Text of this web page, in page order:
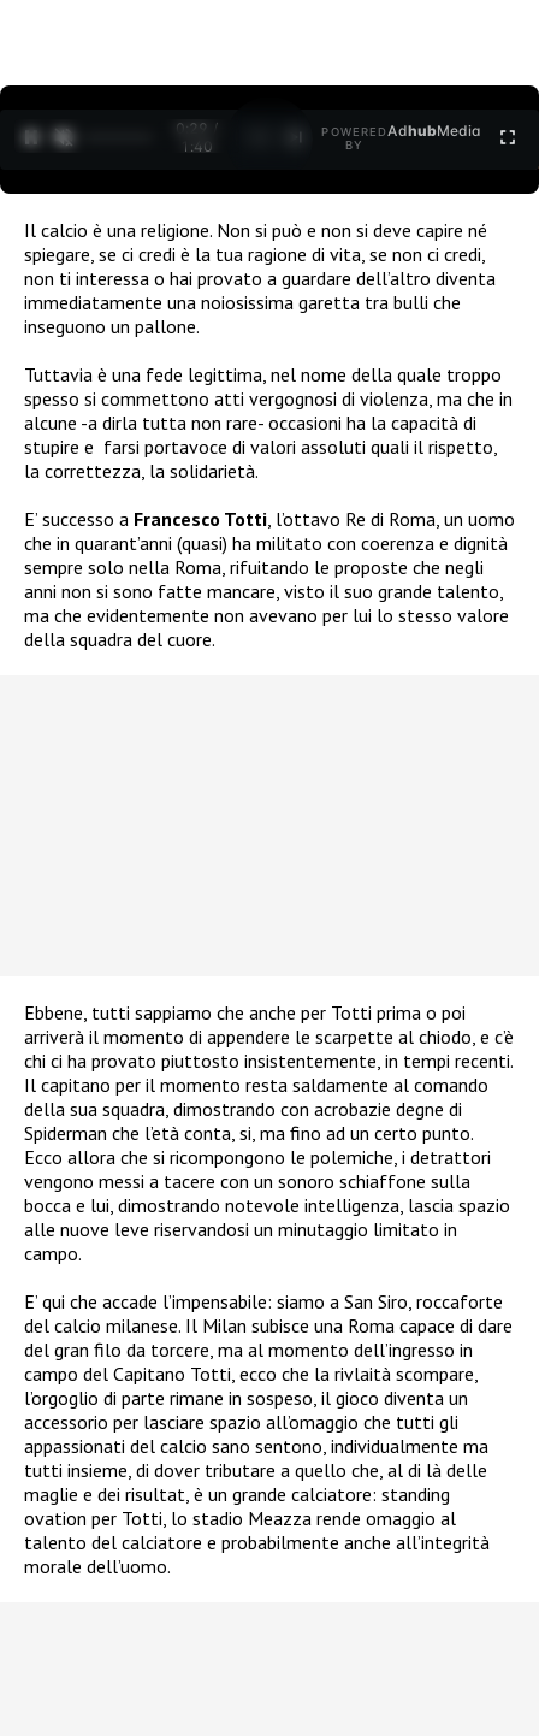
0:30 /
1:40
POWERED
BY
AdhubMedia
Il calcio è una religione. Non si può e non si deve capire né
spiegare, se ci credi è la tua ragione di vita, se non ci credi,
non ti interessa o hai provato a guardare dell’altro diventa
immediatamente una noiosissima garetta tra bulli che
inseguono un pallone.
Tuttavia è una fede legittima, nel nome della quale troppo
spesso si commettono atti vergognosi di violenza, ma che in
alcune -a dirla tutta non rare- occasioni ha la capacità di
stupire e farsi portavoce di valori assoluti quali il rispetto,
la correttezza, la solidarietà.
E’ successo a Francesco Totti , l’ottavo Re di Roma, un uomo
che in quarant’anni (quasi) ha militato con coerenza e dignità
sempre solo nella Roma, rifuitando le proposte che negli
anni non si sono fatte mancare, visto il suo grande talento,
ma che evidentemente non avevano per lui lo stesso valore
della squadra del cuore.
Ebbene, tutti sappiamo che anche per Totti prima o poi
arriverà il momento di appendere le scarpette al chiodo, e c’è
chi ci ha provato piuttosto insistentemente, in tempi recenti.
Il capitano per il momento resta saldamente al comando
della sua squadra, dimostrando con acrobazie degne di
Spiderman che l’età conta, si, ma fino ad un certo punto.
Ecco allora che si ricompongono le polemiche, i detrattori
vengono messi a tacere con un sonoro schiaffone sulla
bocca e lui, dimostrando notevole intelligenza, lascia spazio
alle nuove leve riservandosi un minutaggio limitato in
campo.
E’ qui che accade l’impensabile: siamo a San Siro, roccaforte
del calcio milanese. Il Milan subisce una Roma capace di dare
del gran filo da torcere, ma al momento dell’ingresso in
campo del Capitano Totti, ecco che la rivlaità scompare,
l’orgoglio di parte rimane in sospeso, il gioco diventa un
accessorio per lasciare spazio all’omaggio che tutti gli
appassionati del calcio sano sentono, individualmente ma
tutti insieme, di dover tributare a quello che, al di là delle
maglie e dei risultat, è un grande calciatore: standing
ovation per Totti, lo stadio Meazza rende omaggio al
talento del calciatore e probabilmente anche all’integrità
morale dell’uomo.